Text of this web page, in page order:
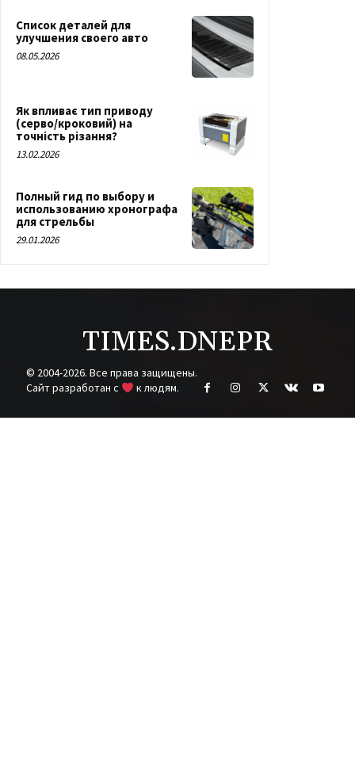
Список деталей для
улучшения своего авто
08.05.2026
Як впливає тип приводу
(серво/кроковий) на
точність різання?
13.02.2026
Полный гид по выбору и
использованию хронографа
для стрельбы
29.01.2026
TIMES.DNEPR
© 2004-2026. Все права защищены.
Cайт разработан с
к людям.